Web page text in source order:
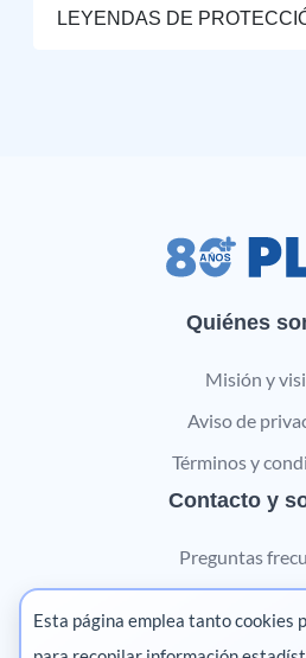
LEYENDAS DE
Quiénes
Misión y
Aviso de
Términos y
Contacto y
Preguntas
Marketing
Esta página emplea tanto cookies